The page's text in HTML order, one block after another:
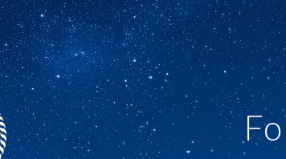
Skip to main content